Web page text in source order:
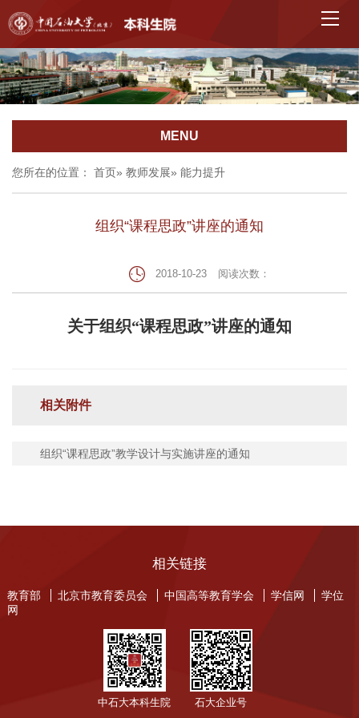
MENU
您所在的位置： 首页» 教师发展» 能力提升
组织“课程思政”讲座的通知
2018-10-23 阅读次数：
关于组织“课程思政”讲座的通知
相关附件
组织“课程思政”教学设计与实施讲座的通知
相关链接
教育部 北京市教育委员会 中国高等教育学会 学信网
学位
网
中石大本科生院 石大企业号